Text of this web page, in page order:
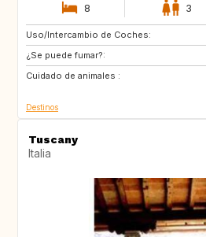
8 3
Uso/Intercambio de Coches:
¿Se puede fumar?:
Cuidado de animales :
ES
FI
GB
Destinos
Tuscany
Italia